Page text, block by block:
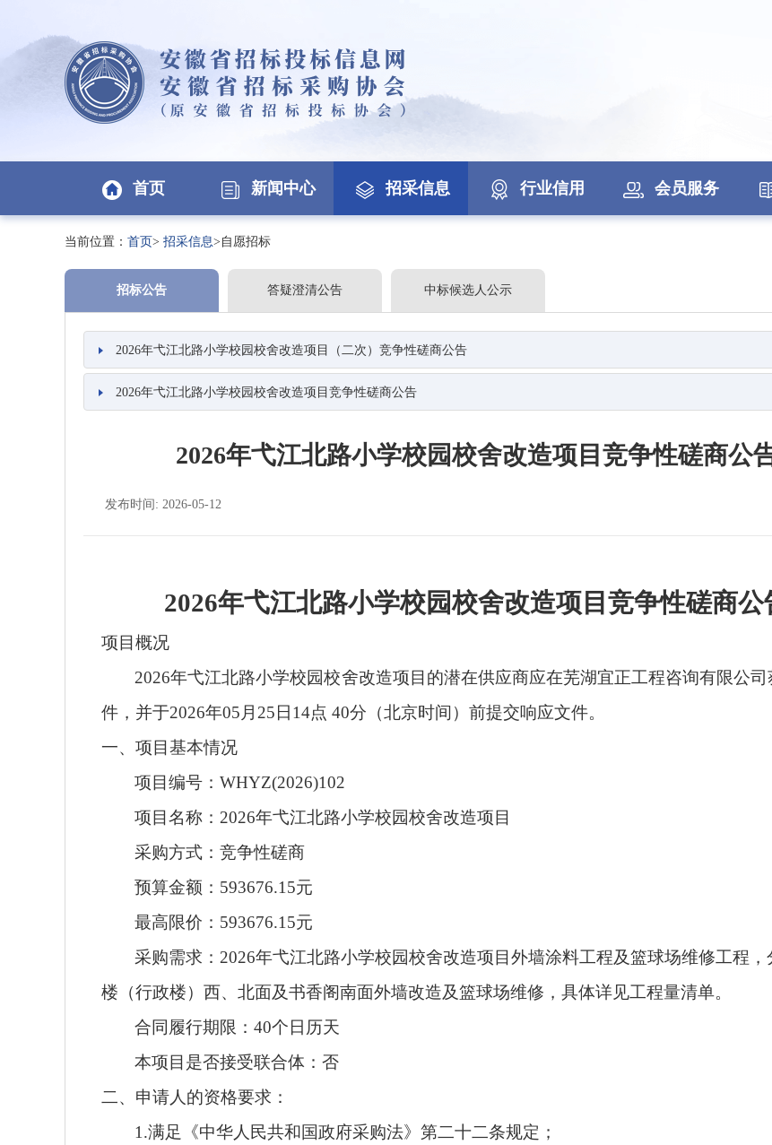
首页 新闻中心 招采信息 行业信用 会员服务
当前位置： 首页> 招采信息>自愿招标
招标公告 答疑澄清公告 中标候选人公示
2026年弋江北路小学校园校舍改造项目（二次）竞争性磋商公告
2026年弋江北路小学校园校舍改造项目竞争性磋商公告
2026年弋江北路小学校园校舍改造项目竞争性磋商公
发布时间: 2026-05-12
2026年弋江北路小学校园校舍改造项目 竞争性磋商公
项目概况
2026年弋江北路小学校园校舍改造项目 的潜在供应商应在芜湖宜正工程咨询有限公司
件，并于2026年05 月 25 日 14点 40分（北京时间）前提交响应文件。
一、项目基本情况
项目编号：WHYZ(2026)102
项目名称： 2026年弋江北路小学校园校舍改造项目
采购方式：竞争性磋商
预算金额： 593676.15元
最高限价： 593676.15元
采购需求： 2026年弋江北路小学校园校舍改造项目外墙涂料工程及篮球场维修工程 ，
楼（行政楼）西、北面及书香阁南面外墙改造及篮球场维修 ， 具体详见工程量清单。
合同履行期限：40个日历天
本项目 是否接受联合体 ：否
二、申请人的资格要求 ：
1.满足《中华人民共和国政府采购法》第二十二条规定；